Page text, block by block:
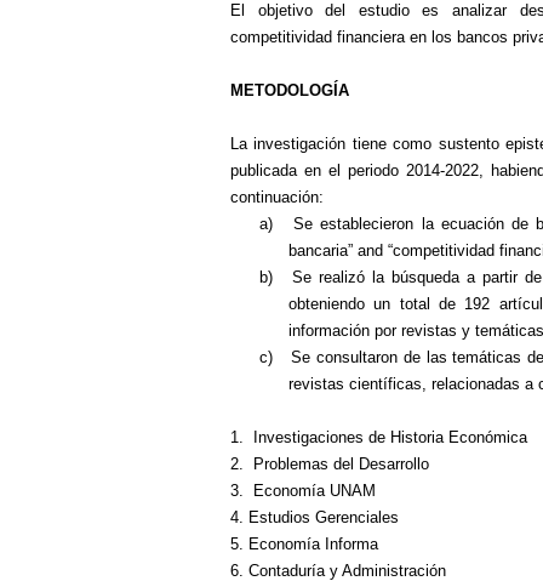
El objetivo del estudio es analizar
competitividad financiera en los bancos
METODOLOGÍA
La investigación tiene como sustento
publicada en el periodo 2014-2022,
continuación:
a)
Se establecieron la ecuación de
bancaria” and “competitividad
b)
Se realizó la búsqueda a partir
obteniendo un total de 192
información por revistas y
c)
Se consultaron de las temáticas
revistas científicas, relacionadas a
1. Investigaciones de Historia Económica
2. Problemas del Desarrollo
3. Economía UNAM
4. Estudios Gerenciales
5. Economía Informa
6. Contaduría y Administración